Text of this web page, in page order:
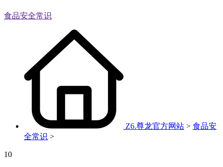
食品安全常识
Z6.尊龙官方网站 > 食品安
全常识 >
10